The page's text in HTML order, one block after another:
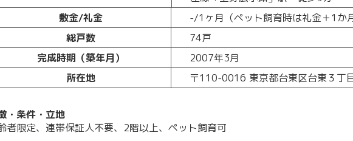
敷金/礼金
-/1ヶ月（ペット飼育時は礼金＋1か
総戸数
74戸
完成時期（築年月）
2007年3月
所在地
〒110-0016 東京都台東区台東３丁
・条件・立地
者限定、連帯保証人不要、2階以上、ペット飼育可